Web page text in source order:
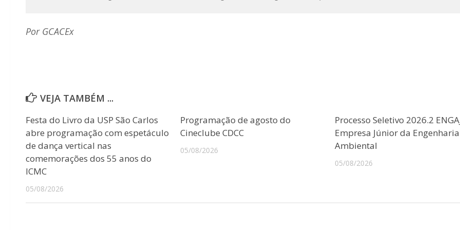
Por GCACEx
VEJA TAMBÉM ...
Festa do Livro da USP São Carlos
abre programação com espetáculo
de dança vertical nas
comemorações dos 55 anos do
ICMC
05/08/2026
Programação de agosto do
Cineclube CDCC
05/08/2026
Processo Seletivo 2026.2
Empresa Júnior da Engenharia
Ambiental
05/08/2026